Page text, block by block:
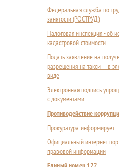
Федеральная служба по
занятости (РОСТРУД)
Налоговая инспекция - об
кадастровой стоимости
Подать заявление на
разрешения на такси — в
виде
Электронная подпись
с документами
Противодействие
Прокуратура информирует
Официальный интернет-
правовой информации